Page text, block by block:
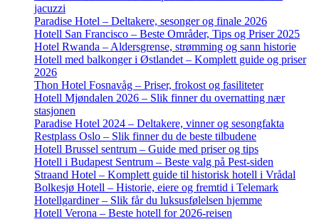
jacuzzi
Paradise Hotel – Deltakere, sesonger og finale 2026
Hotell San Francisco – Beste Områder, Tips og Priser 2025
Hotel Rwanda – Aldersgrense, strømming og sann historie
Hotell med balkonger i Østlandet – Komplett guide og priser
2026
Thon Hotel Fosnavåg – Priser, frokost og fasiliteter
Hotell Mjøndalen 2026 – Slik finner du overnatting nær
stasjonen
Paradise Hotel 2024 – Deltakere, vinner og sesongfakta
Restplass Oslo – Slik finner du de beste tilbudene
Hotell Brussel sentrum – Guide med priser og tips
Hotell i Budapest Sentrum – Beste valg på Pest-siden
Straand Hotel – Komplett guide til historisk hotell i Vrådal
Bolkesjø Hotell – Historie, eiere og fremtid i Telemark
Hotellgardiner – Slik får du luksusfølelsen hjemme
Hotell Verona – Beste hotell for 2026-reisen